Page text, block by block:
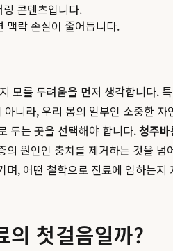
콘텐츠입니다.
맥락 손실이 줄어듭니다.
모를 두려움을 먼저 생각합니다
니라, 우리 몸의 일부인 소중한
두는 곳을 선택해야 합니다.청주
의 원인인 충치를 제거하는 것을
, 어떤 철학으로 진료에 임하는지
의 첫걸음일까?